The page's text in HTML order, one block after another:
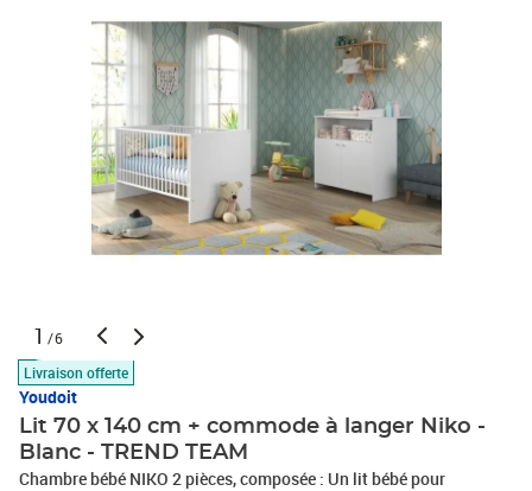
1 /6
Livraison offerte
Youdoit
Lit 70 x 140 cm + commode à langer Niko -
Blanc - TREND TEAM
Chambre bébé NIKO 2 pièces, composée : Un lit bébé pour